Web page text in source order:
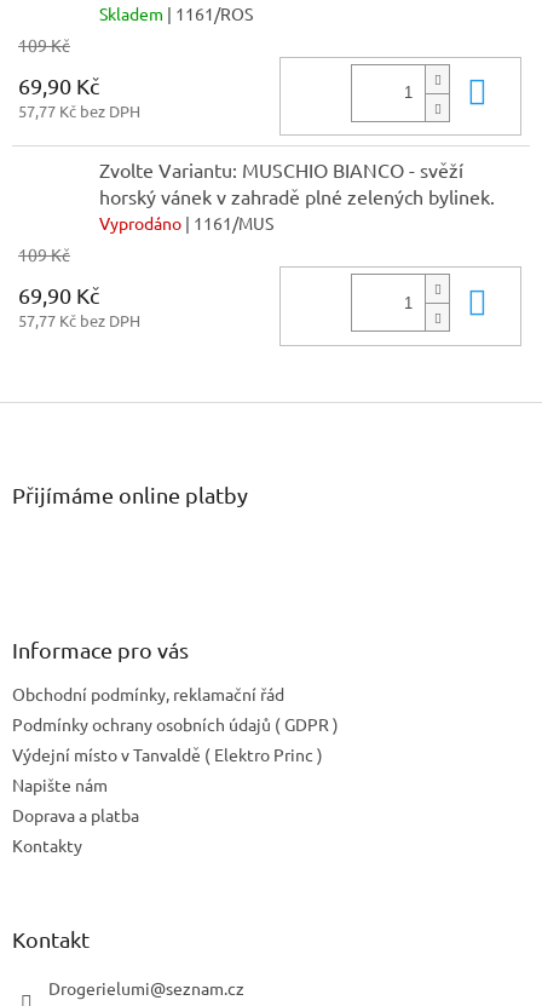
Skladem | 1161/ROS
109 Kč
69,90 Kč
57,77 Kč bez DPH
Zvolte Variantu: MUSCHIO BIANCO - svěží
horský vánek v zahradě plné zelených bylinek.
Vyprodáno | 1161/MUS
109 Kč
69,90 Kč
57,77 Kč bez DPH
Z
Přijímáme online platby
Informace pro vás
Obchodní podmínky, reklamační řád
Podmínky ochrany osobních údajů ( GDPR )
Výdejní místo v Tanvaldě ( Elektro Princ )
Napište nám
Doprava a platba
Kontakty
Kontakt
Drogerielumi@seznam.cz